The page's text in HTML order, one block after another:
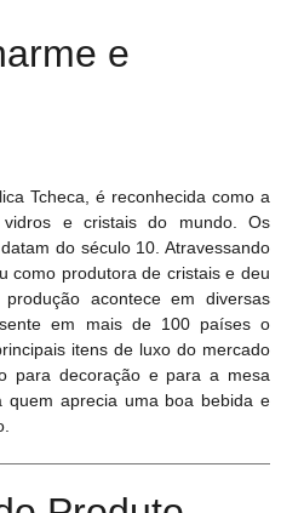
e
Tcheca, é reconhecida como a
e cristais do mundo. Os
do século 10. Atravessando
como produtora de cristais e deu
acontece em diversas
em mais de 100 países o
itens de luxo do mercado
para decoração e para a mesa
quem aprecia uma boa bebida e